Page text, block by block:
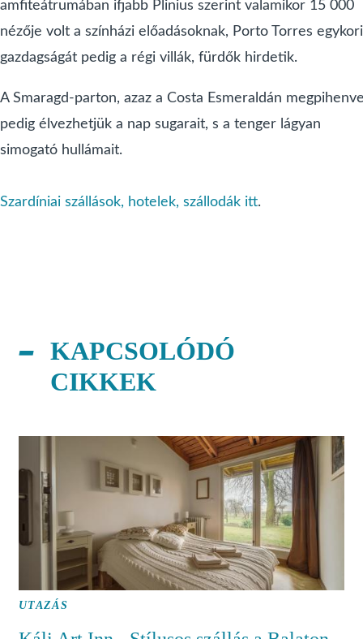
amfiteátrumában ifjabb Plinius szerint valamikor 15 000
nézője volt a színházi előadásoknak, Porto Torres egykori
gazdagságát pedig a régi villák, fürdők hirdetik.
A Smaragd-parton, azaz a Costa Esmeraldán
pedig élvezhetjük a nap sugarait, s a tenger lágyan
simogató hullámait.
Szardíniai szállások, hotelek, szállodák itt.
KAPCSOLÓDÓ
CIKKEK
UTAZÁS